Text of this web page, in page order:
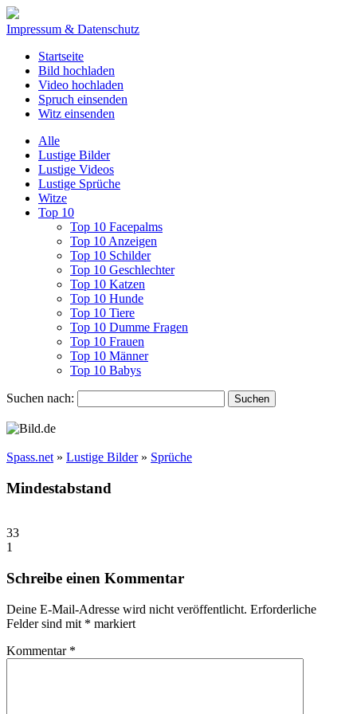
Impressum & Datenschutz
Startseite
Bild hochladen
Video hochladen
Spruch einsenden
Witz einsenden
Alle
Lustige Bilder
Lustige Videos
Lustige Sprüche
Witze
Top 10
Top 10 Facepalms
Top 10 Anzeigen
Top 10 Schilder
Top 10 Geschlechter
Top 10 Katzen
Top 10 Hunde
Top 10 Tiere
Top 10 Dumme Fragen
Top 10 Frauen
Top 10 Männer
Top 10 Babys
Suchen nach:
Spass.net » Lustige Bilder» Sprüche
Mindestabstand
33
1
Schreibe einen Kommentar
Deine E-Mail-Adresse wird nicht veröffentlicht. Erforderliche
Felder sind mit * markiert
Kommentar *